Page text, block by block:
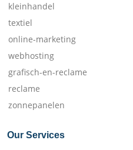
kleinhandel
textiel
online-marketing
webhosting
grafisch-en-reclame
reclame
zonnepanelen
Our Services